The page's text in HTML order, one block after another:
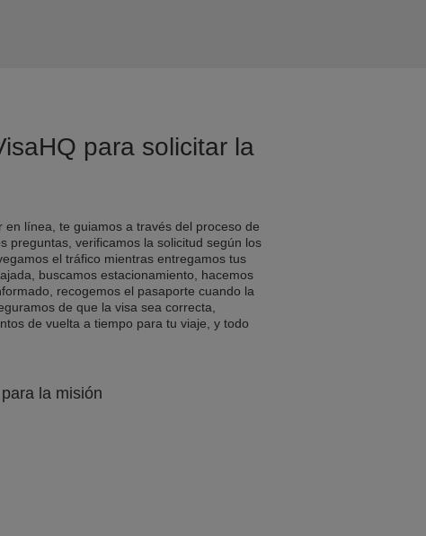
para solicitar la
en línea, te guiamos a través del proceso de
preguntas, verificamos la solicitud según los
el tráfico mientras entregamos tus
buscamos estacionamiento, hacemos
recogemos el pasaporte cuando la
de que la visa sea correcta,
de vuelta a tiempo para tu viaje, y todo
la misión